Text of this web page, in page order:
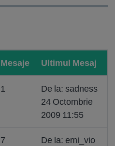
Mesaje Ultimul Mesaj
1
De la: sadness
24 Octombrie
2009 11:55
7
De la: emi_vio